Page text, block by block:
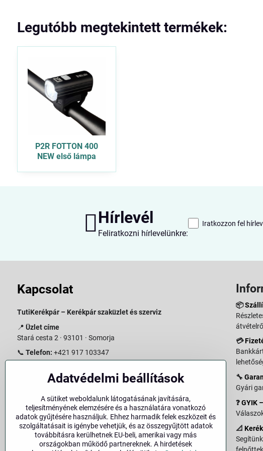
Legutóbb megtekintett termékek:
P2R FOTTON 400
NEW első lámpa
Hírlevél
Feliratkozni hírlevelünkre:
Iratkozzon fel
Kapcsolat
TutiKerékpár – Kerékpár szaküzlet és szerviz
📍 Üzlet címe
Stará cesta 2 · 93101 · Somorja
📞 Telefon: +421 917 103347
Nyitvatartás:
Hétfő–Péntek: 09:00–15:00
Szombat: 09:00–11:00
Vasárnap: Zárva
Bolt megtekintése a térképen(Google Maps link)
📦
💳
🔧
Gyári
❓GYIK
📐
Adatvédelmi beállítások
A sütiket weboldalunk látogatásának javítására,
teljesítményének elemzésére és a használatára vonatkozó
adatok gyűjtésére használjuk. Ehhez harmadik felek eszközeit és
szolgáltatásait is igénybe vehetjük, és az összegyűjtött adatok
továbbításra kerülhetnek EU-beli, amerikai vagy más
országokban működő partnereknek. A hirdetések